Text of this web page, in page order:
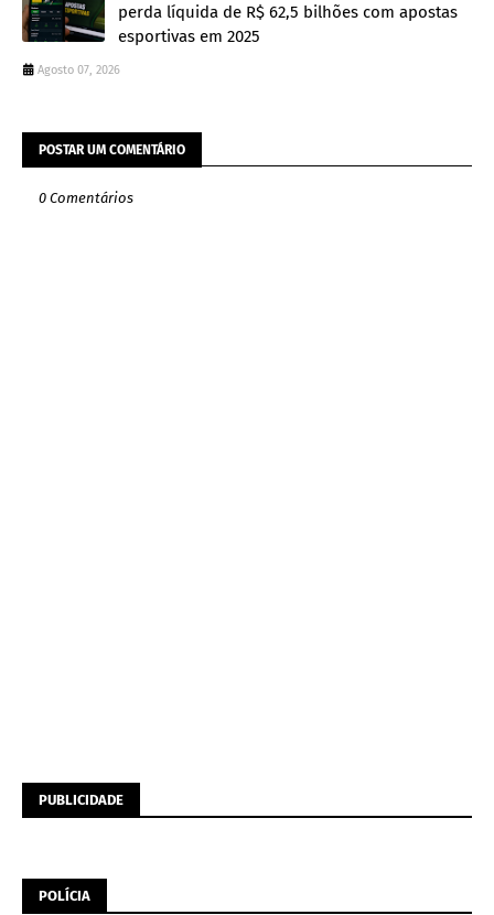
perda líquida de R$ 62,5 bilhões com apostas
esportivas em 2025
Agosto 07, 2026
POSTAR UM COMENTÁRIO
0 Comentários
PUBLICIDADE
POLÍCIA